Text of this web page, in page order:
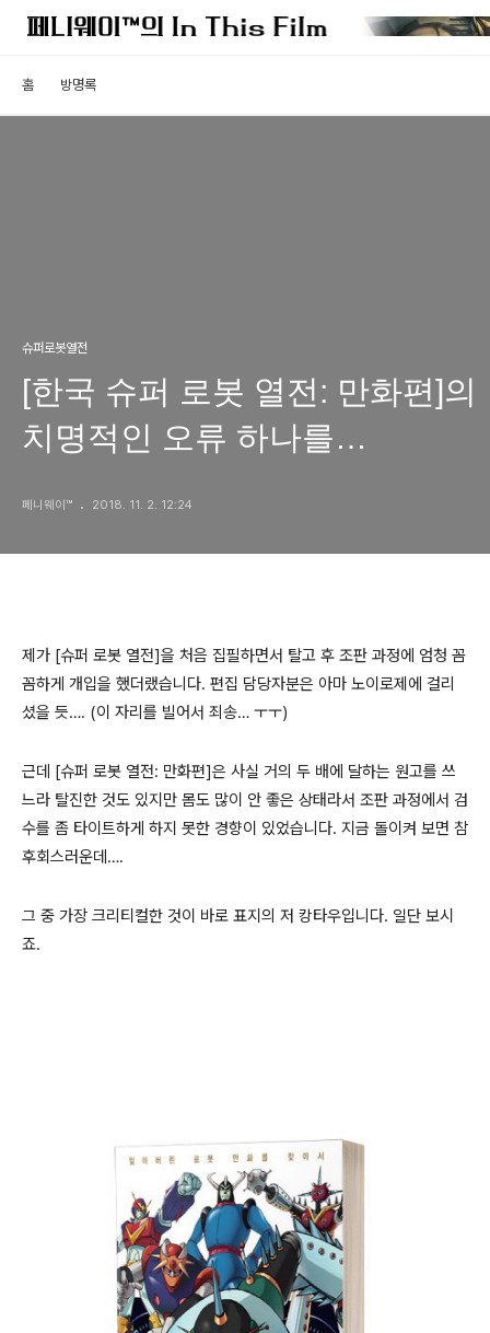
홈 방명록
슈퍼로봇열전
[한국 슈퍼 로봇 열전: 만화편]의
치명적인 오류 하나를
페니웨이™ 2018. 11. 2. 12:24
제가 [슈퍼 로봇 열전]을 처음 집필하면서 탈고 후 조판 과정에 엄청 꼼
꼼하게 개입을 했더랬습니다. 편집 담당자분은 아마 노이로제에 걸리
셨을 듯…. (이 자리를 빌어서 죄송… ㅜㅜ)
근데 [슈퍼 로봇 열전: 만화편]은 사실 거의 두 배에 달하는 원고를 쓰
느라 탈진한 것도 있지만 몸도 많이 안 좋은 상태라서 조판 과정에서 검
수를 좀 타이트하게 하지 못한 경향이 있었습니다. 지금 돌이켜 보면 참
후회스러운데….
그 중 가장 크리티컬한 것이 바로 표지의 저 캉타우입니다. 일단 보시
죠.